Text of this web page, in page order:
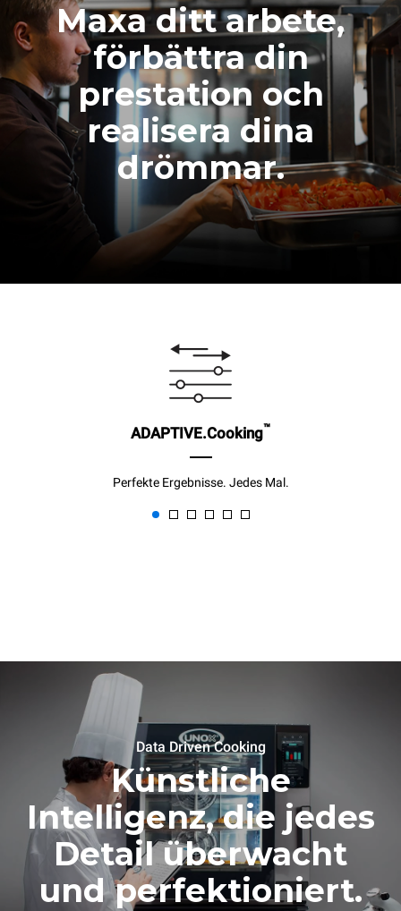
Maxa ditt arbete,
förbättra din
prestation och
realisera dina
drömmar.
ADAPTIVE.Cooking™
Perfekte Ergebnisse. Jedes Mal.
Data Driven Cooking
Künstliche
Intelligenz, die jedes
Detail überwacht
und perfektioniert.